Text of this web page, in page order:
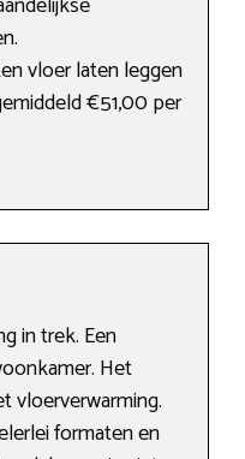
vloer laten leggen
€51,00 per
in trek. Een
Het
vloerverwarming.
formaten en